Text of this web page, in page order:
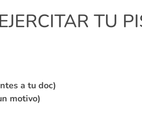
TU
a tu doc)
motivo)